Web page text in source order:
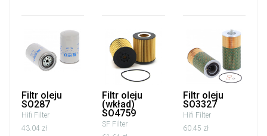
Filtr oleju
SO287
Hifi Filter
43.04 zł
Filtr oleju
(wkład)
SO4759
SF Filter
Filtr oleju
SO3327
Hifi Filter
60.45 zł